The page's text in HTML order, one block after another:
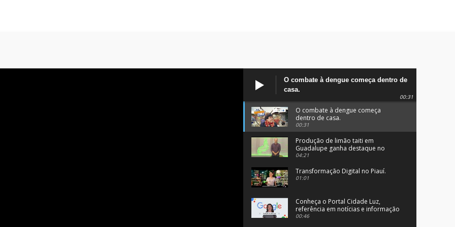
O combate à dengue começa dentro de
casa.
00:31
O combate à dengue começa
dentro de casa.
00:31
Produção de limão taiti em
Guadalupe ganha destaque no
programa Clube Rural.
04:21
Transformação Digital no Piauí.
01:01
Conheça o Portal Cidade Luz,
referência em notícias e informação
no Sul do Piauí.
00:46